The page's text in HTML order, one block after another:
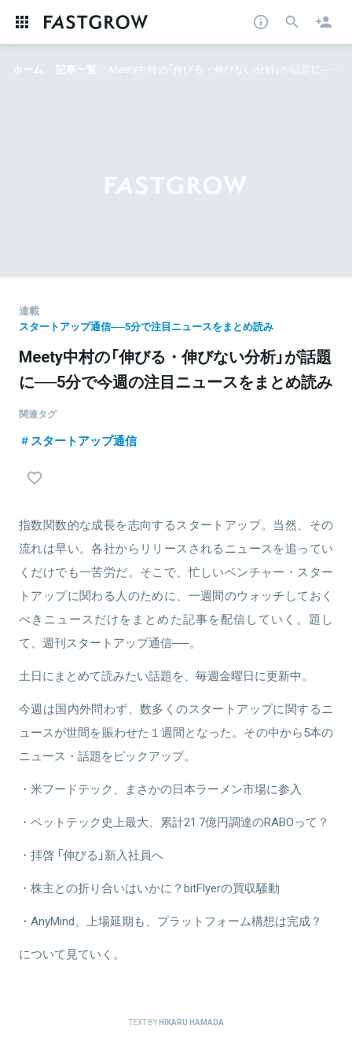
ホーム 記事一覧 Meety中村の「伸びる・伸びない分析」が話題に──5分で今週の注目ニュースをまとめ読み
連載
スタートアップ通信──5分で注目ニュースをまとめ読み
Meety中村の「伸びる・伸びない分析」が話題
に──5分で今週の注目ニュースをまとめ読み
関連タグ
スタートアップ通信
指数関数的な成長を志向するスタートアップ。当然、その
流れは早い。各社からリリースされるニュースを追ってい
くだけでも一苦労だ。そこで、忙しいベンチャー・スター
トアップに関わる人のために、一週間のウォッチしておく
べきニュースだけをまとめた記事を配信していく。題し
て、週刊スタートアップ通信──。
土日にまとめて読みたい話題を、毎週金曜日に更新中。
今週は国内外問わず、数多くのスタートアップに関するニ
ュースが世間を賑わせた１週間となった。その中から5本の
ニュース・話題をピックアップ。
・米フードテック、まさかの日本ラーメン市場に参入
・ペットテック史上最大、累計21.7億円調達のRABOって？
・拝啓 「伸びる」新入社員へ
・株主との折り合いはいかに？bitFlyerの買収騒動
・AnyMind、上場延期も、プラットフォーム構想は完成？
について見ていく。
TEXT BYHIKARU HAMADA